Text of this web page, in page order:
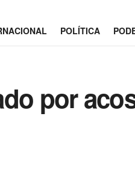
POLÍTICA
por